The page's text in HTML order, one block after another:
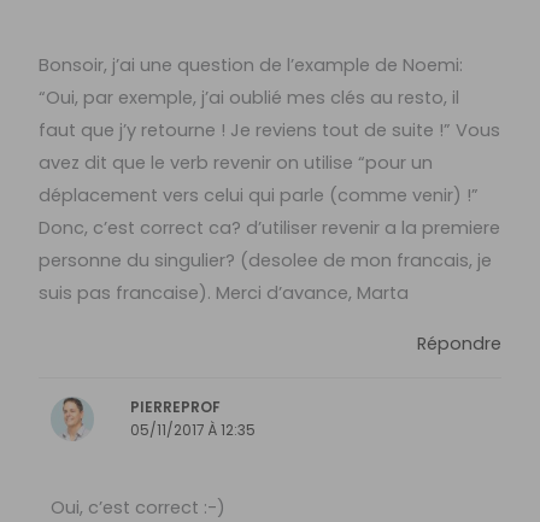
Bonsoir, j’ai une question de l’example de Noemi:
“Oui, par exemple, j’ai oublié mes clés au resto, il
faut que j’y retourne ! Je reviens tout de suite !” Vous
avez dit que le verb revenir on utilise “pour un
déplacement vers celui qui parle (comme venir) !”
Donc, c’est correct ca? d’utiliser revenir a la premiere
personne du singulier? (desolee de mon francais, je
suis pas francaise). Merci d’avance, Marta
Répondre
PIERREPROF
05/11/2017 À 12:35
Oui, c’est correct :-)